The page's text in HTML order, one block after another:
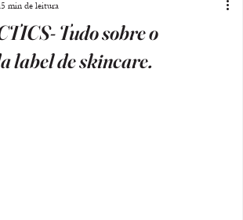
Tudo sobre o
label de skincare.
5 min de leitura